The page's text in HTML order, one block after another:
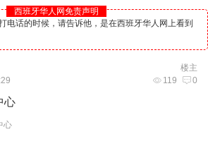
西班牙华人网免责声明
电话的时候，请告诉他，是在西班牙华人网上看到
楼主
119 0
心
心